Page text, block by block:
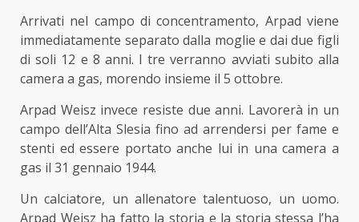
Arrivati nel campo di concentramento, Arpad viene
immediatamente separato dalla moglie e dai due figli
di soli 12 e 8 anni. I tre verranno avviati subito alla
camera a gas, morendo insieme il 5 ottobre.
Arpad Weisz invece resiste due anni. Lavorerà in un
campo dell’Alta Slesia fino ad arrendersi per fame e
stenti ed essere portato anche lui in una camera a
gas il 31 gennaio 1944.
Un calciatore, un allenatore talentuoso, un uomo.
Arpad Weisz ha fatto la storia e la storia stessa l’ha